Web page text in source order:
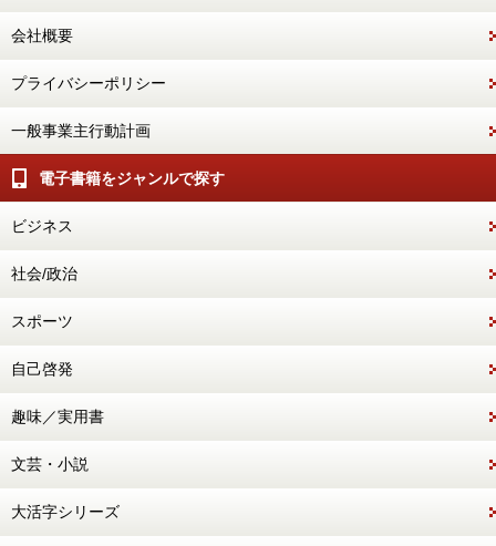
会社概要
プライバシーポリシー
一般事業主行動計画
電子書籍をジャンルで探す
ビジネス
社会/政治
スポーツ
自己啓発
趣味／実用書
文芸・小説
大活字シリーズ